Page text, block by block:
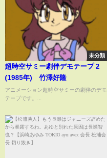
未分類
超時空サミー劇伴デモテープ 2
(1985年) 竹澤好隆
アニメーション超時空サミーの劇伴のデモ
テープです。...